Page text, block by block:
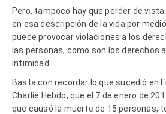
Pero, tampoco hay que perder de
en esa descripción de la vida por
puede provocar violaciones a los
las personas, como son los derechos
intimidad.
Basta con recordar lo que sucedió en
Charlie Hebdo, que el 7 de enero de
que causó la muerte de 15 personas,